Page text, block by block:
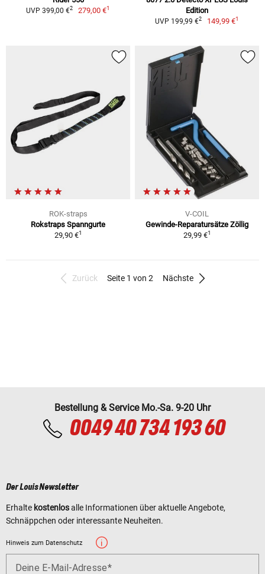
UVP 399,00 €2 279,00 €1
Edition
UVP 199,99 €2 149,99 €1
ROK-straps
Rokstraps Spanngurte
29,90 €1
V-COIL
Gewinde-Reparatursätze Zöllig
29,99 €1
Zurück Seite 1 von 2 Nächste
Bestellung & Service Mo.-Sa. 9-20 Uhr
0049 40 734 193 60
Der Louis Newsletter
Erhalte kostenlosalle Informationen über aktuelle Angebote,
Schnäppchen oder interessante Neuheiten.
Hinweis zum Datenschutz
Deine E-Mail-Adresse